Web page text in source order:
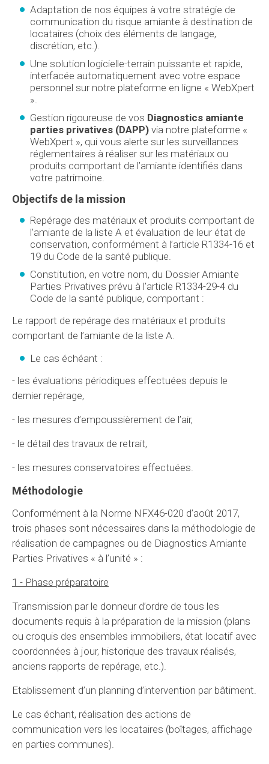
Adaptation de nos équipes à votre stratégie de
communication du risque amiante à destination de
locataires (choix des éléments de langage,
discrétion, etc.).
Une solution logicielle-terrain puissante et rapide,
interfacée automatiquement avec votre espace
personnel sur notre plateforme en ligne « WebXpert
».
Gestion rigoureuse de vos Diagnostics amiante
parties privatives (DAPP) via notre plateforme «
WebXpert », qui vous alerte sur les surveillances
réglementaires à réaliser sur les matériaux ou
produits comportant de l’amiante identifiés dans
votre patrimoine.
Objectifs de la mission
Repérage des matériaux et produits comportant de
l’amiante de la liste A et évaluation de leur état de
conservation, conformément à l’article R1334-16 et
19 du Code de la santé publique.
Constitution, en votre nom, du Dossier Amiante
Parties Privatives prévu à l’article R1334-29-4 du
Code de la santé publique, comportant :
Le rapport de repérage des matériaux et produits
comportant de l’amiante de la liste A.
Le cas échéant :
- les évaluations périodiques effectuées depuis le
dernier repérage,
- les mesures d’empoussièrement de l’air,
- le détail des travaux de retrait,
- les mesures conservatoires effectuées.
Méthodologie
Conformément à la Norme NFX46-020 d’août 2017,
trois phases sont nécessaires dans la méthodologie de
réalisation de campagnes ou de Diagnostics Amiante
Parties Privatives « à l’unité » :
1 - Phase préparatoire
Transmission par le donneur d’ordre de tous les
documents requis à la préparation de la mission (plans
ou croquis des ensembles immobiliers, état locatif avec
coordonnées à jour, historique des travaux réalisés,
anciens rapports de repérage, etc.).
Etablissement d’un planning d’intervention par bâtiment.
Le cas échant, réalisation des actions de
communication vers les locataires (boîtages, affichage
en parties communes).